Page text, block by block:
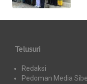
Telusuri
Redaksi
Pedoman Media